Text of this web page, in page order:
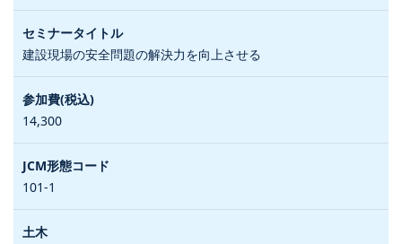
建設現場の安全問題の解決力を向上させる
14,300
101-1